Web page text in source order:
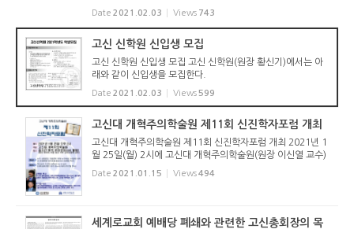
년 독노회로 시작된 고신총회는 2022년이면 70주년이 된다.
이에 고신총회 70주년 컨퍼런스 위원회(위원장 강학근 목사)
는 고신언론사(...
Date 2021.02.03 Views 743
고신 신학원 신입생 모집
고신 신학원 신입생 모집 고신 신학원(원장 황신기)에서는 아
래와 같이 신입생을 모집한다.
Date 2021.02.03 Views 599
고신대 개혁주의학술원 제11회 신진학자포럼 개최
고신대 개혁주의학술원 제11회 신진학자포럼 개최 2021년 1
월 25일(월) 2시에 고신대 개혁주의학술원(원장 이신열 교수)
주최로 제11회 신진학자포럼이 실시간 원격 온라인(Zoom 활
용)으로 개최된다. 아이디 비번 링크는 개최일 오전부터 개혁
Date 2021.01.15 Views494
세계로교회 예배당 폐쇄와 관련한 고신총회장의 목